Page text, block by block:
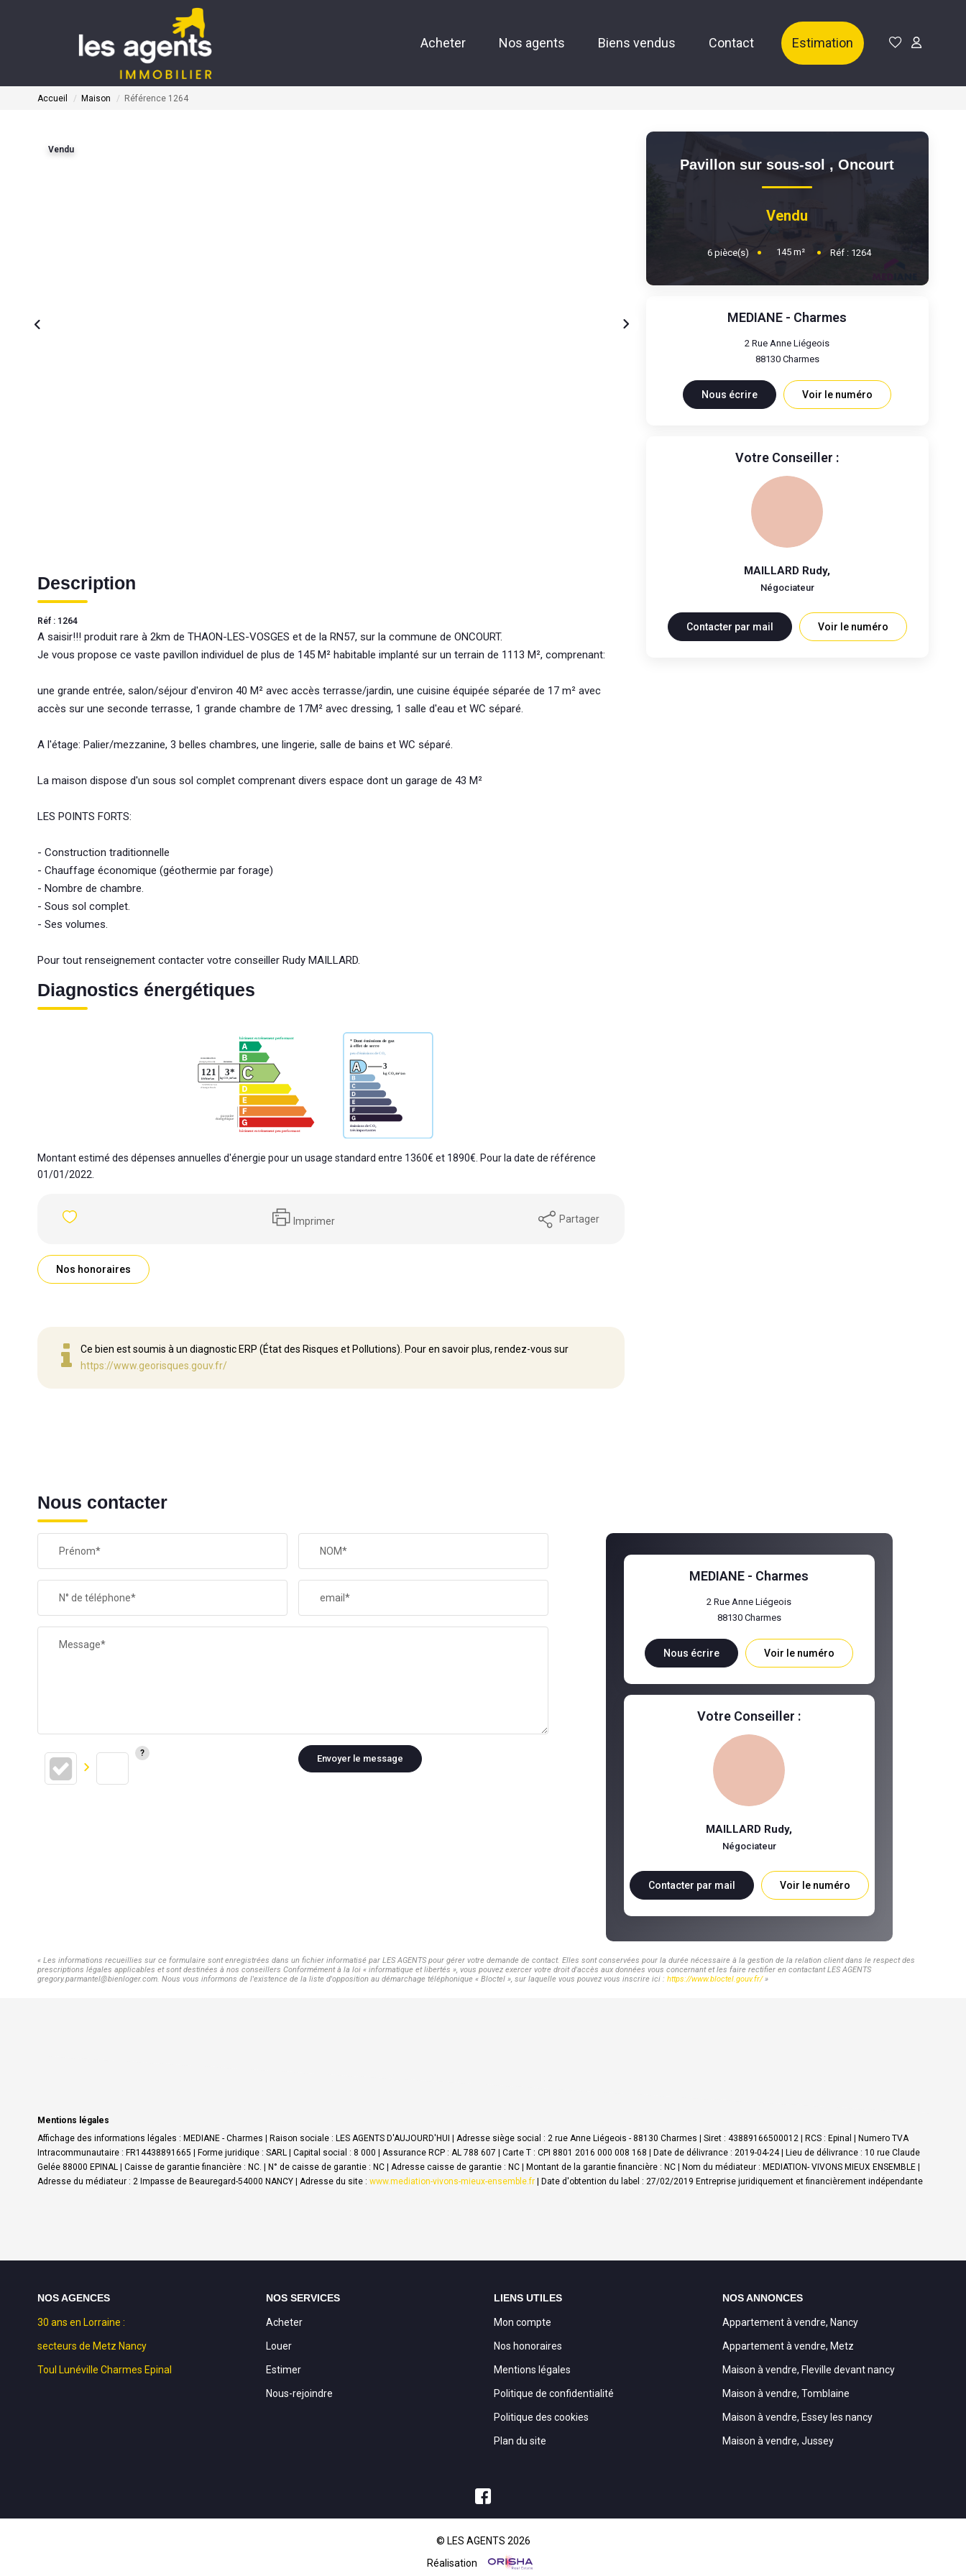
Acheter Nos agents Biens vendus Contact Estimation
Accueil Maison Référence 1264
Vendu
Description
Réf : 1264
A saisir!!! produit rare à 2km de THAON-LES-VOSGES et de la RN57, sur la commune de ONCOURT.
Je vous propose ce vaste pavillon individuel de plus de 145 M² habitable implanté sur un terrain de 1113 M², comprenant:
une grande entrée, salon/séjour d'environ 40 M² avec accès terrasse/jardin, une cuisine équipée séparée de 17 m² avec
accès sur une seconde terrasse, 1 grande chambre de 17M² avec dressing, 1 salle d'eau et WC séparé.
A l'étage: Palier/mezzanine, 3 belles chambres, une lingerie, salle de bains et WC séparé.
La maison dispose d'un sous sol complet comprenant divers espace dont un garage de 43 M²
LES POINTS FORTS:
- Construction traditionnelle
- Chauffage économique (géothermie par forage)
- Nombre de chambre.
- Sous sol complet.
- Ses volumes.
Pour tout renseignement contacter votre conseiller Rudy MAILLARD.
Diagnostics énergétiques
Montant estimé des dépenses annuelles d'énergie pour un usage standard entre 1360€ et 1890€. Pour la date de référence
01/01/2022.
Imprimer Partager
Nos honoraires
Ce bien est soumis à un diagnostic ERP (État des Risques et Pollutions). Pour en savoir plus, rendez-vous sur
https://www.georisques.gouv.fr/
Pavillon sur sous-sol ,Oncourt
Vendu
6pièce(s) 145m² Réf : 1264
MEDIANE - Charmes
2 Rue Anne Liégeois
88130 Charmes
Nous écrire Voir le numéro
Votre Conseiller :
MAILLARD Rudy,
Négociateur
Contacter par mail Voir le numéro
Nous contacter
Prénom* NOM*
N° de téléphone* email*
Message*
Envoyer le message
MEDIANE - Charmes
2 Rue Anne Liégeois
88130 Charmes
Nous écrire Voir le numéro
Votre Conseiller :
MAILLARD Rudy,
Négociateur
Contacter par mail Voir le numéro
« Les informations recueillies sur ce formulaire sont enregistrées dans un fichier informatisé par LES AGENTS pour gérer votre demande de contact. Elles sont conservées pour la durée nécessaire à la gestion de la relation client dans le respect des
prescriptions légales applicables et sont destinées à nos conseillers Conformément à la loi « informatique et libertés », vous pouvez exercer votre droit d'accès aux données vous concernant et les faire rectifier en contactant LES AGENTS
gregory.parmantel@bienloger.com. Nous vous informons de l'existence de la liste d'opposition au démarchage téléphonique « Bloctel », sur laquelle vous pouvez vous inscrire ici : https://www.bloctel.gouv.fr/»
Mentions légales
Affichage des informations légales : MEDIANE - Charmes | Raison sociale : LES AGENTS D'AUJOURD'HUI | Adresse siège social : 2 rue Anne Liégeois - 88130 Charmes | Siret : 43889166500012 | RCS : Epinal | Numero TVA
Intracommunautaire : FR14438891665 | Forme juridique : SARL | Capital social : 8 000 | Assurance RCP : AL 788 607 | Carte T : CPI 8801 2016 000 008 168 | Date de délivrance : 2019-04-24 | Lieu de délivrance : 10 rue Claude
Gelée 88000 EPINAL | Caisse de garantie financière : NC. | N° de caisse de garantie : NC | Adresse caisse de garantie : NC | Montant de la garantie financière : NC | Nom du médiateur : MEDIATION- VIVONS MIEUX ENSEMBLE |
Adresse du médiateur : 2 Impasse de Beauregard-54000 NANCY | Adresse du site : www.mediation-vivons-mieux-ensemble.fr | Date d'obtention du label : 27/02/2019 Entreprise juridiquement et financièrement indépendante
NOS AGENCES
30 ans en Lorraine :
secteurs de Metz Nancy
Toul Lunéville Charmes Epinal
NOS SERVICES
Acheter
Louer
Estimer
Nous-rejoindre
LIENS UTILES
Mon compte
Nos honoraires
Mentions légales
Politique de confidentialité
Politique des cookies
Plan du site
NOS ANNONCES
Appartement à vendre, Nancy
Appartement à vendre, Metz
Maison à vendre, Fleville devant nancy
Maison à vendre, Tomblaine
Maison à vendre, Essey les nancy
Maison à vendre, Jussey
© LES AGENTS 2026
Réalisation